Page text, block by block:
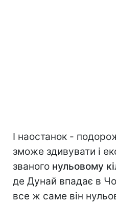
І наостанок -
зможе здивувати і
званого нульовому
де Дунай впадає в
все ж саме він